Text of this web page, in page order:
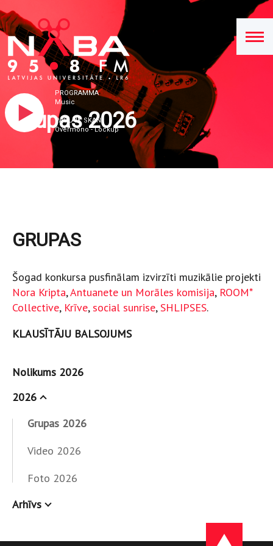
PROGRAMMA
Music
PAŠLAIK SKAN
Overmono - Lockup
Grupas 2026
GRUPAS
Šogad konkursa pusfinālam izvirzīti muzikālie projekti
Nora Kripta,Antuanete un Morāles komisija, ROOM*
Collective, Krīve,social sunrise,SHLIPSES.
KLAUSĪTĀJU BALSOJUMS
Nolikums 2026
2026
Grupas 2026
Video 2026
Foto 2026
Arhīvs